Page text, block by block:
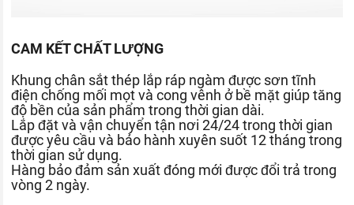
CAM KẾT CHẤT LƯỢNG
Khung chân sắt thép lắp ráp ngàm được sơn tĩnh
điện chống mối mọt và cong vênh ở bề mặt giúp tăng
độ bền của sản phẩm trong thời gian dài.
Lắp đặt và vận chuyển tận nơi 24/24 trong thời gian
được yêu cầu và bảo hành xuyên suốt 12 tháng trong
thời gian sử dụng.
Hàng bảo đảm sản xuất đóng mới được đổi trả trong
vòng 2 ngày.